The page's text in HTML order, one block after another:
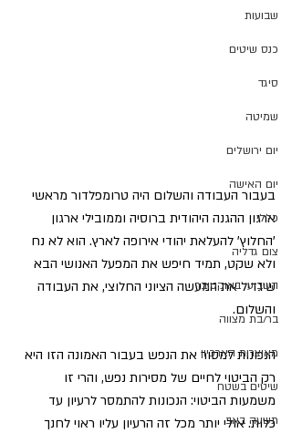
שבועות
כנס שיטים
סיגד
שמיטה
יום ירושלים
יום האישה
כללי
צום גדליה
השביעי באוקטובר
בר/בת מצווה
מאוצרות הארכיון
שיטים בשטח
תשעה באב
בעבור העבודה והשלום היה טרומפלדור מראשי
ארגון ההגנה היהודית ברוסיה וממובילי ארגון
'החלוץ' להעלאת יהודי אירופה לארץ. הוא לא נח
ולא שקט, תמיד חיפש את המפעל האנושי הבא
שיגדיל את המעשה הציוני החלוצי, את העבודה
והשלום.
הנכונות למסור את הנפש בעבור האמונה הזו היא
רק הביטוי לחיים של מסירות נפש, והרי זו
משמעות הביטוי: הנכונות להתמסר לרעיון עד
כלות. אולי יותר מכל זה הרעיון עליו ראוי לחנך